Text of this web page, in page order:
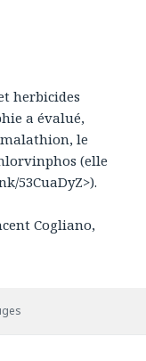
herbicides
a évalué,
malathion, le
(elle
53CuaDyZ>).
Cogliano,